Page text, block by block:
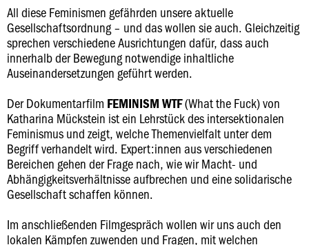
All diese Feminismen gefährden unsere aktuelle
Gesellschaftsordnung – und das wollen sie auch. Gleichzeitig
sprechen verschiedene Ausrichtungen dafür, dass auch
innerhalb der Bewegung notwendige inhaltliche
Auseinandersetzungen geführt werden.
Der Dokumentarfilm FEMINISM WTF(What the Fuck) von
Katharina Mückstein ist ein Lehrstück des intersektionalen
Feminismus und zeigt, welche Themenvielfalt unter dem
Begriff verhandelt wird. Expert:innen aus verschiedenen
Bereichen gehen der Frage nach, wie wir Macht- und
Abhängigkeitsverhältnisse aufbrechen und eine solidarische
Gesellschaft schaffen können.
Im anschließenden Filmgespräch wollen wir uns auch den
lokalen Kämpfen zuwenden und Fragen, mit welchen